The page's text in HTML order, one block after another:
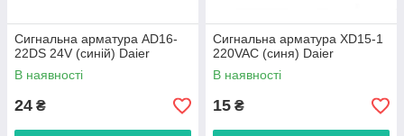
Сигнальна арматура AD16-
22DS 24V (синій) Daier
В наявності
24 ₴
Сигнальна арматура XD15-1
220VAC (синя) Daier
В наявності
15 ₴